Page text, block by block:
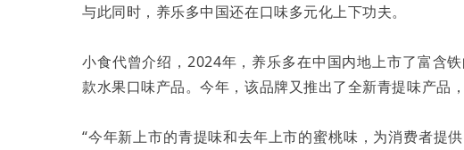
与此同时，养乐多中国还在口味多元化上下功夫。
小食代曾介绍，2024年，养乐多在中国内地上市了富含
款水果口味产品。今年，该品牌又推出了全新青提味产品
“今年新上市的青提味和去年上市的蜜桃味，为消费者提